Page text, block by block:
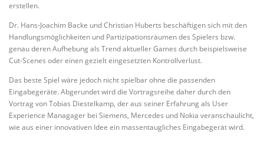
erstellen.
Dr. Hans-Joachim Backe und Christian Huberts beschäftigen sich mit den
Handlungsmöglichkeiten und Partizipationsräumen des Spielers bzw.
genau deren Aufhebung als Trend aktueller Games durch beispielsweise
Cut-Scenes oder einen gezielt eingesetzten Kontrollverlust.
Das beste Spiel wäre jedoch nicht spielbar ohne die passenden
Eingabegeräte. Abgerundet wird die Vortragsreihe daher durch den
Vortrag von Tobias Diestelkamp, der aus seiner Erfahrung als User
Experience Managager bei Siemens, Mercedes und Nokia veranschaulicht,
wie aus einer innovativen Idee ein massentaugliches Eingabegerät wird.